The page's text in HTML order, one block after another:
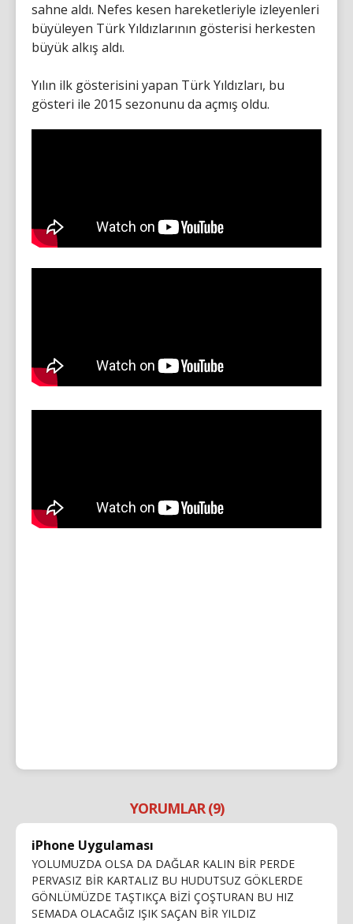
sahne aldı. Nefes kesen hareketleriyle izleyenleri
büyüleyen Türk Yıldızlarının gösterisi herkesten
büyük alkış aldı.
Yılın ilk gösterisini yapan Türk Yıldızları, bu
gösteri ile 2015 sezonunu da açmış oldu.
YORUMLAR (9)
iPhone Uygulaması
YOLUMUZDA OLSA DA DAĞLAR KALIN BİR PERDE
PERVASIZ BİR KARTALIZ BU HUDUTSUZ GÖKLERDE
GÖNLÜMÜZDE TAŞTIKÇA BİZİ ÇOŞTURAN BU HIZ
SEMADA OLACAĞIZ IŞIK SAÇAN BİR YILDIZ